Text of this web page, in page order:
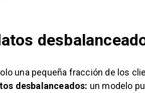
una pequeña fracción de los
desbalanceados: un modelo